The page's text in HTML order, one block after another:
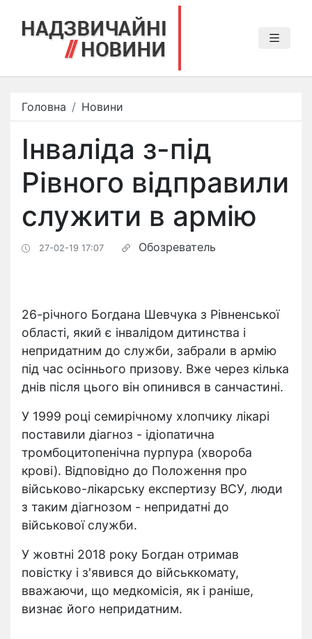
Головна Новини
Інваліда з-під
Рівного відправили
служити в армію
27-02-19 17:07 Обозреватель
26-річного Богдана Шевчука з Рівненської
області, який є інвалідом дитинства і
непридатним до служби, забрали в армію
під час осіннього призову. Вже через кілька
днів після цього він опинився в санчастині.
У 1999 році семирічному хлопчику лікарі
поставили діагноз - ідіопатична
тромбоцитопенічна пурпура (хвороба
крові). Відповідно до Положення про
військово-лікарську експертизу ВСУ, люди
з таким діагнозом - непридатні до
військової служби.
У жовтні 2018 року Богдан отримав
повістку і з'явився до військкомату,
вважаючи, що медкомісія, як і раніше,
визнає його непридатним.